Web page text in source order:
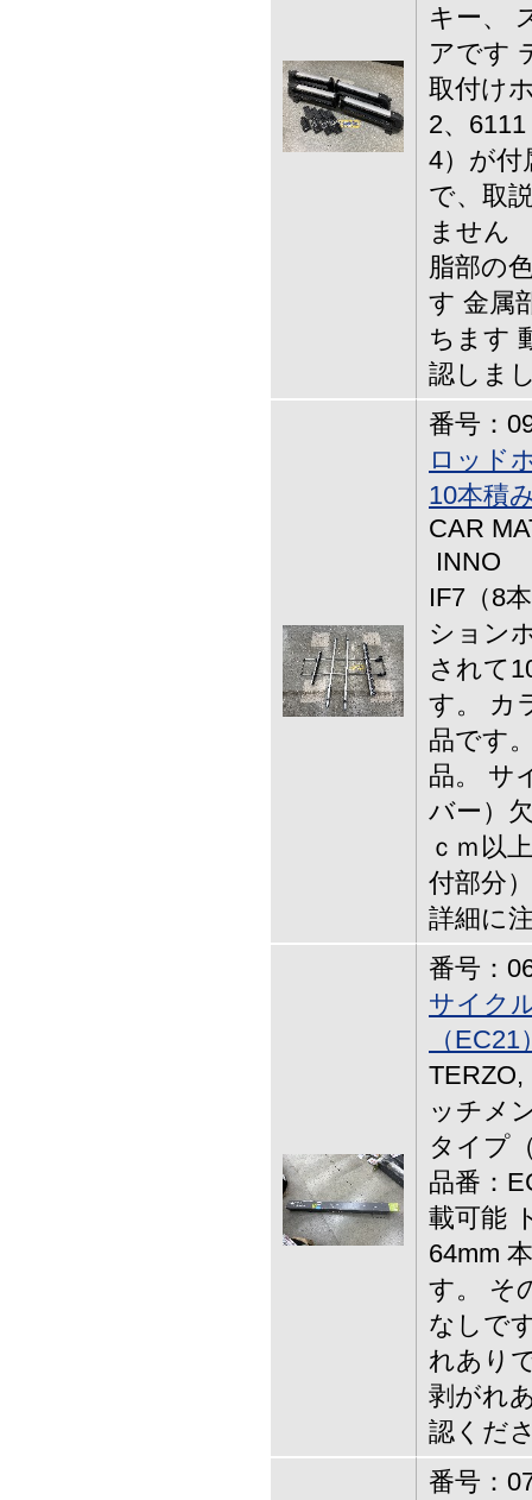
キー、
アです
取付け
2、
4）が付
で、取
ません
脂部の
す 金属
ちます
認しま
番号：
ロッド
10本積
CAR
INNO
IF7（8
ション
されて
す。 カ
品です
品。 サ
バー）
ｃｍ以
付部分
詳細に
番号：
サイク
（EC21
ッチメ
タイプ
品番：
載可能
64mm
す。 そ
なしで
れあり
剥がれ
認くだ
番号：